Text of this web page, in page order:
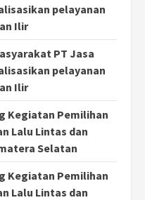
pelayanan
Ilir
PT Jasa
pelayanan
Ilir
Kegiatan Pemilihan
Lalu Lintas dan
Selatan
Kegiatan Pemilihan
Lalu Lintas dan